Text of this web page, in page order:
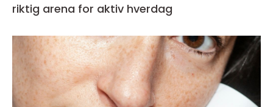
riktig arena for aktiv hverdag